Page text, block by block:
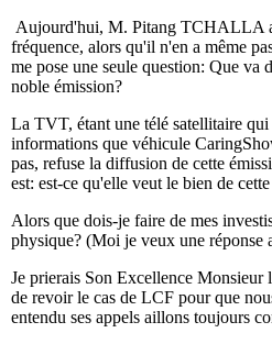
Aujourd'hui, M. Pitang TCHALLA
fréquence, alors qu'il n'en a même
me pose une seule question: Que va
noble émission?
La TVT, étant une télé satellitaire
informations que véhicule
pas, refuse la diffusion de cette
est: est-ce qu'elle veut le bien de
Alors que dois-je faire de mes
physique? (Moi je veux une réponse
Je prierais Son Excellence Monsieur
de revoir le cas de LCF pour que
entendu ses appels aillons toujours